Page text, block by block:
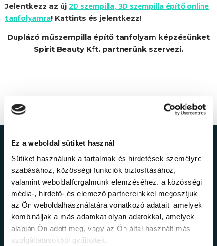
Ez a weboldal sütiket használ
Sütiket használunk a tartalmak és hirdetések személyre
szabásához, közösségi funkciók biztosításához,
valamint weboldalforgalmunk elemzéséhez. a közösségi
média-, hirdető- és elemező partnereinkkel megosztjuk
az Ön weboldalhasználatára vonatkozó adatait, amelyek
kombinálják a más adatokat olyan adatokkal, amelyek
alapján Ön adott meg, vagy az Ön által használt más
szolgáltatásokból gyűjtöttek.
Jelentkezz az új 2D szempilla, 3D szempilla építő online
tanfolyamra! Kattints és jelentkezz!
Duplázó műszempilla építő tanfolyam képzésünket
Spirit Beauty Kft. partnerünk szervezi.
Ne maradj le a
legfrissebb
információkról!
Értesülj elsőként legújabb tanfolyamainkról,
legfrissebb híreinkről és időszakos